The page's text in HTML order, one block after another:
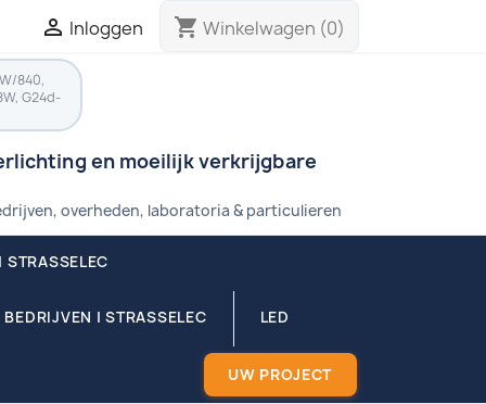
 Inloggen shopping_cart Winkelwagen (0)
840,
G24d-
en moeilijk verkrijgbare
overheden, laboratoria & particulieren
| STRASSELEC LED
UW PROJECT